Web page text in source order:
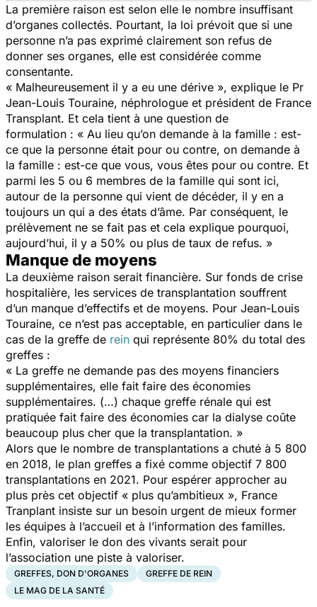
La première raison est selon elle le nombre insuffisant
d’organes collectés. Pourtant, la loi prévoit que si une
personne n’a pas exprimé clairement son refus de
donner ses organes, elle est considérée comme
consentante.
« Malheureusement il y a eu une dérive », explique le Pr
Jean-Louis Touraine, néphrologue et président de France
Transplant. Et cela tient à une question de
formulation : « Au lieu qu’on demande à la famille : est-
ce que la personne était pour ou contre, on demande à
la famille : est-ce que vous, vous êtes pour ou contre. Et
parmi les 5 ou 6 membres de la famille qui sont ici,
autour de la personne qui vient de décéder, il y en a
toujours un qui a des états d’âme. Par conséquent, le
prélèvement ne se fait pas et cela explique pourquoi,
aujourd’hui, il y a 50% ou plus de taux de refus. »
Manque de moyens
La deuxième raison serait financière. Sur fonds de crise
hospitalière, les services de transplantation souffrent
d’un manque d’effectifs et de moyens. Pour Jean-Louis
Touraine, ce n’est pas acceptable, en particulier dans le
cas de la greffe de rein qui représente 80% du total des
greffes :
« La greffe ne demande pas des moyens financiers
supplémentaires, elle fait faire des économies
supplémentaires. (…) chaque greffe rénale qui est
pratiquée fait faire des économies car la dialyse coûte
beaucoup plus cher que la transplantation. »
Alors que le nombre de transplantations a chuté à 5 800
en 2018, le plan greffes a fixé comme objectif 7 800
transplantations en 2021. Pour espérer approcher au
plus près cet objectif « plus qu’ambitieux », France
Tranplant insiste sur un besoin urgent de mieux former
les équipes à l’accueil et à l’information des familles.
Enfin, valoriser le don des vivants serait pour
l’association une piste à valoriser.
GREFFES, DON D'ORGANES
GREFFE DE REIN
LE MAG DE LA SANTÉ